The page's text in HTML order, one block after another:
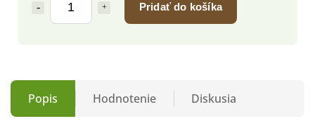
Pridať do košíka
Popis Hodnotenie Diskusia